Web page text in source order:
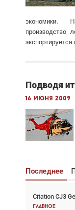
экономики.
производство
Подводя
16 июня 2009
Последнее
Citation CJ3
Главное
Взгляд с
спасательных